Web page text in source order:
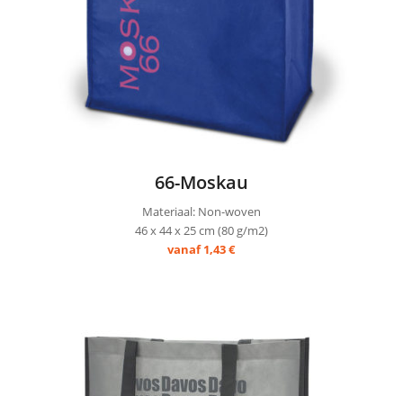
66-Moskau
Materiaal: Non-woven
46 x 44 x 25 cm (80 g/m2)
vanaf 1,43 €